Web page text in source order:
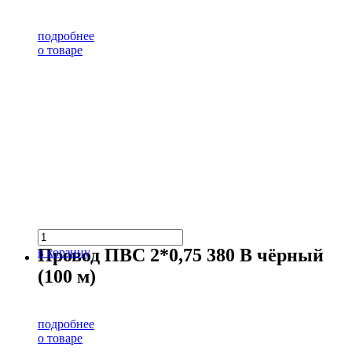
подробнее
о товаре
в корзину
Провод ПВС 2*0,75 380 В чёрный
(100 м)
подробнее
о товаре